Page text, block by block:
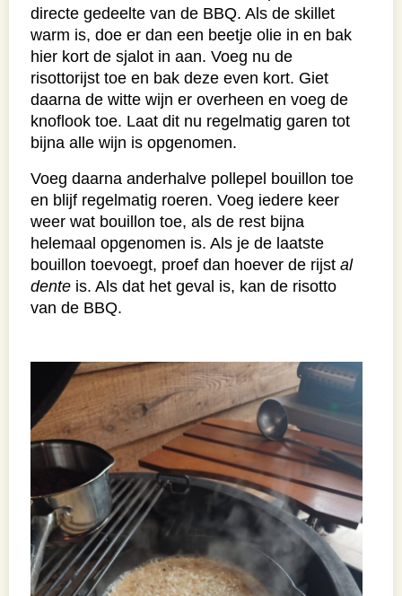
directe gedeelte van de BBQ. Als de skillet
warm is, doe er dan een beetje olie in en bak
hier kort de sjalot in aan. Voeg nu de
risottorijst toe en bak deze even kort. Giet
daarna de witte wijn er overheen en voeg de
knoflook toe. Laat dit nu regelmatig garen tot
bijna alle wijn is opgenomen.
Voeg daarna anderhalve pollepel bouillon toe
en blijf regelmatig roeren. Voeg iedere keer
weer wat bouillon toe, als de rest bijna
helemaal opgenomen is. Als je de laatste
bouillon toevoegt, proef dan hoever de rijst al
dente is. Als dat het geval is, kan de risotto
van de BBQ.